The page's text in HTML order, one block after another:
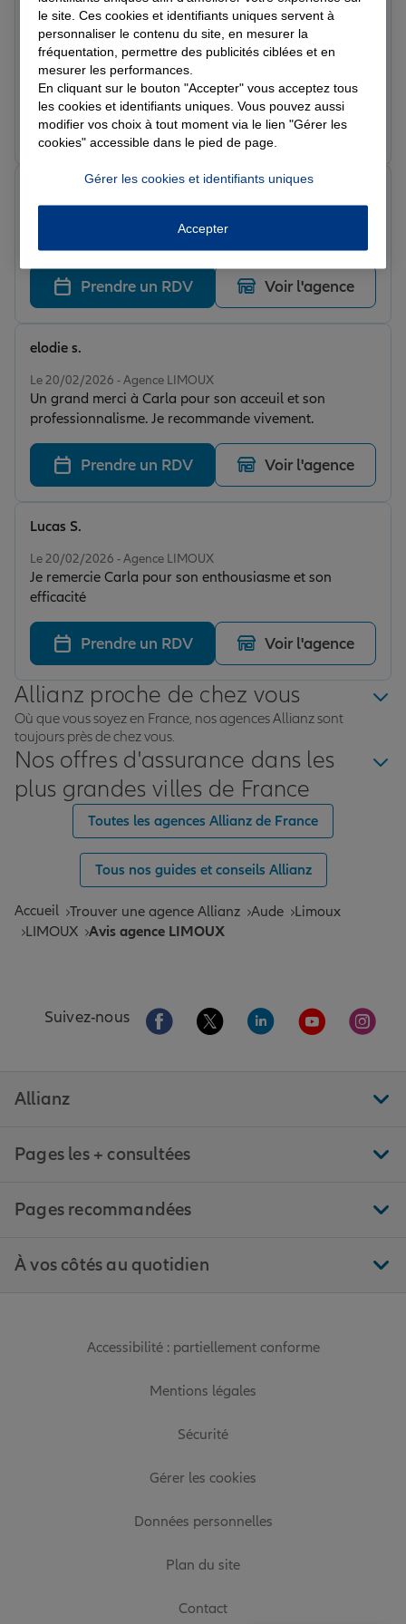
Le 18/03/2026 - Agence LIMOUX
Dossier traité avec une efficacité remarquable dans un
laps de temps record.Constat peu souvent vérifié dans
ma relation avec nombre d’organismes.
jean j.
Prendre un RDV Voir l'agence
Note de 5 sur 5
Le 20/02/2026 - Agence LIMOUX
Merci à Carla qui a pris le temps. Très pro !
Prendre un RDV Voir l'agence
Le 20/02/2026 - Agence LIMOUX
Un grand merci à Carla pour son acceuil et son
professionnalisme. Je recommande vivement.
elodie s.
Prendre un RDV Voir l'agence
Le 20/02/2026 - Agence LIMOUX
Je remercie Carla pour son enthousiasme et son
efficacité
Lucas S.
Prendre un RDV Voir l'agence
Allianz proche de chez vous
Où que vous soyez en France, nos agences Allianz sont
toujours près de chez vous.
Nos offres d'assurance dans les
plus grandes villes de France
Toutes les agences Allianz de France
Tous nos guides et conseils Allianz
Accueil Trouver une agence Allianz Aude
Limoux
LIMOUX Avis agence LIMOUX
Suivez-nous Aller sur la page Facebook de Allianz
Aller sur la page Twitter de
Aller sur la page
Aller sur la
Aller
Allianz
Pages les + consultées
Pages recommandées
À vos côtés au quotidien
Accessibilité : partiellement conforme
Mentions légales
Sécurité
Gérer les cookies
Données personnelles
Plan du site
Contact
le site. Ces cookies et identifiants uniques servent à
personnaliser le contenu du site, en mesurer la
fréquentation, permettre des publicités ciblées et en
mesurer les performances.
En cliquant sur le bouton "Accepter" vous acceptez tous
les cookies et identifiants uniques. Vous pouvez aussi
modifier vos choix à tout moment via le lien "Gérer les
cookies" accessible dans le pied de page.
Gérer les cookies et identifiants uniques
Accepter